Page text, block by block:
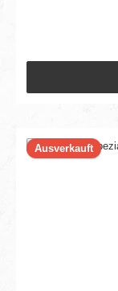
Ausverkauft